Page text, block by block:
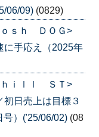
06/09) (0829)
ｏｓｈ ＤＯＧ>
に手応え（2025年
ｈｉｌｌ ＳＴ>
日売上は目標３
）('25/06/02) (08